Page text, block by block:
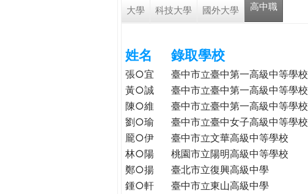
r
h
e
r
e
大學 科技大學 國外大學 高中職
姓名 錄取學校
張○宜 臺中市立臺中第一高級中等學校
黃○誠
臺中市立臺中第一高級中等學校
陳○維
臺中市立臺中第一高級中等學校
劉○瑜
臺中市立臺中女子高級中等學校
龎○伊
臺中市立文華高級中等學校
林○陽
桃園市立陽明高級中等學校
鄭○揚
臺北市立復興高級中學
鍾○軒
臺中市立東山高級中學